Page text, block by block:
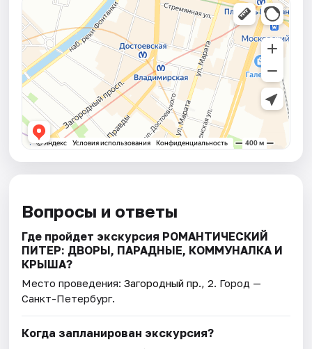
Вопросы и ответы
Где пройдет экскурсия РОМАНТИЧЕСКИЙ
ПИТЕР: ДВОРЫ, ПАРАДНЫЕ, КОММУНАЛКА И
КРЫША?
Место проведения:Загородный пр., 2. Город —
Санкт-Петербург.
Когда запланирован экскурсия?